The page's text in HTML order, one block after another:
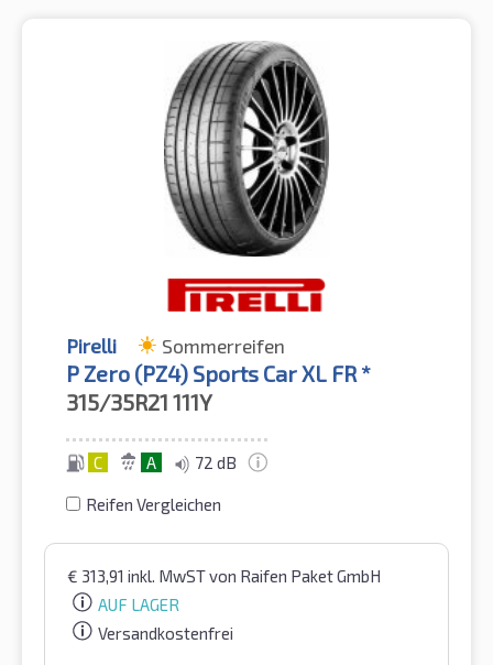
Pirelli Sommerreifen
P Zero (PZ4) Sports Car XL FR *
315/35R21 111Y
C A 72 dB
Reifen Vergleichen
€ 313,91 inkl. MwSTvon Raifen Paket GmbH
AUF LAGER
Versandkostenfrei